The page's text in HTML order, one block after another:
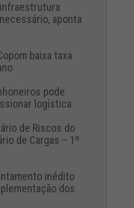
aponta
baixa taxa
pode
logística
de Riscos do
de Cargas – 1º
inédito
dos